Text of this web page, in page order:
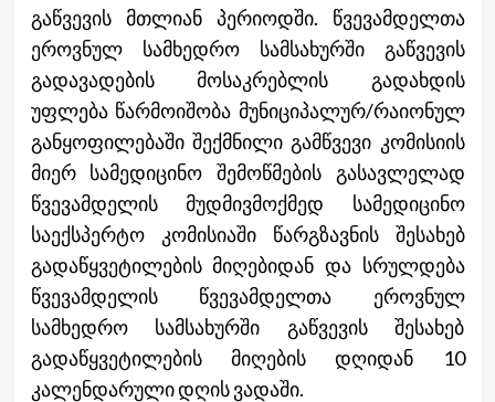
გაწვევის მთლიან პერიოდში. წვევამდელთა
ეროვნულ სამხედრო სამსახურში გაწვევის
გადავადების მოსაკრებლის გადახდის
უფლება წარმოიშობა მუნიციპალურ/რაიონულ
განყოფილებაში შექმნილი გამწვევი კომისიის
მიერ სამედიცინო შემოწმების გასავლელად
წვევამდელის მუდმივმოქმედ სამედიცინო
საექსპერტო კომისიაში წარგზავნის შესახებ
გადაწყვეტილების მიღებიდან და სრულდება
წვევამდელის წვევამდელთა ეროვნულ
სამხედრო სამსახურში გაწვევის შესახებ
გადაწყვეტილების მიღების დღიდან 10
კალენდარული დღის ვადაში.